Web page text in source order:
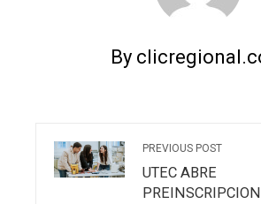
By
PREVIOUS POST
UTEC ABRE